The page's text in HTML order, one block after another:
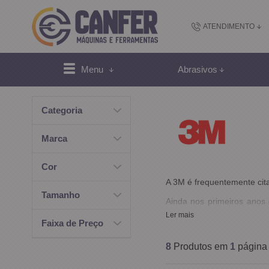
ATENDIMENTO
(48) 2102-
Menu Abrasivos
Categoria
Marca
Cor
Tamanho
Faixa de Preço
A 3M é frequentemente
Ainda nos primeiros
concorrentes obsoletas.
Elas foram muito
Em 1925, surge a fita
empresas, que recebeu o
Ler mais
8 Produtos em 1 página